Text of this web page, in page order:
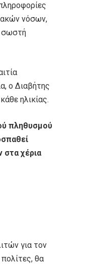
νόσων,
σωστή
ο Διαβήτης
ηλικίας.
πληθυσμού
στα χέρια
για τον
θα